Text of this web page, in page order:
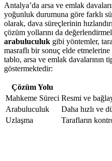
Antalya’da arsa ve ​emlak
‍yoğunluk durumuna⁢ göre farklı
olarak,⁤ dava‌ süreçlerinin
çözüm yollarını da
arabuluculuk ‍gibi yöntemler,
masraflı ⁣bir sonuç elde etmelerine
tablo, arsa​ ve emlak davalarının
göstermektedir:
Çözüm Yolu
Mahkeme Süreci Resmi ve
Arabuluculuk
Daha ⁤hızlı ve
Uzlaşma
Tarafların